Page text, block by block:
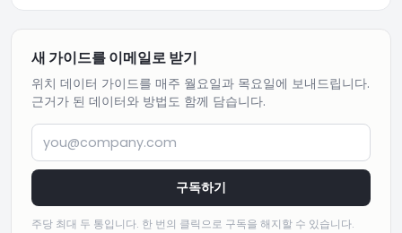
새 가이드를 이메일로 받기
위치 데이터 가이드를 매주 월요일과 목요일에 보내드립니다.
근거가 된 데이터와 방법도 함께 담습니다.
you@company.com
구독하기
주당 최대 두 통입니다. 한 번의 클릭으로 구독을 해지할 수 있습니다.